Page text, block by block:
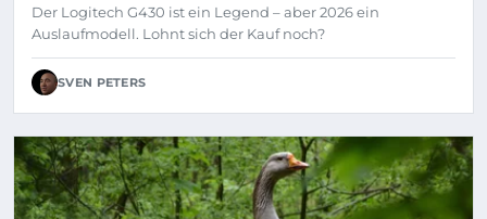
Der Logitech G430 ist ein Legend – aber 2026 ein
Auslaufmodell. Lohnt sich der Kauf noch?
SVEN PETERS